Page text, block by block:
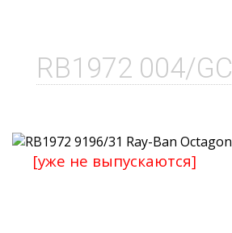
RB1972 004/GC
[уже не выпускаются]